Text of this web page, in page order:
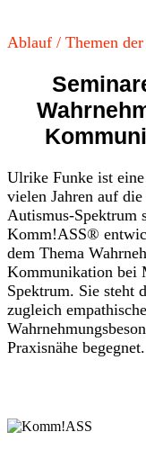
Ablauf / Themen
Ulrike Funke ist
vielen Jahren auf
Autismus-Spektrum
Komm!ASS®
dem Thema
Kommunikation bei
Spektrum. Sie steht
zugleich
Praxisnähe begegnet.